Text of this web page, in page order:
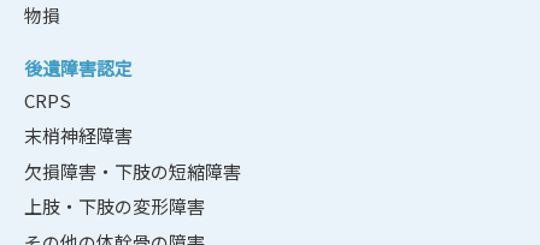
物損
後遺障害認定
CRPS
末梢神経障害
欠損障害・下肢の短縮障害
上肢・下肢の変形障害